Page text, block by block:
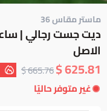
ماستر مقاس 36
ديت جست رجالي |
الاصل
625.81 $
665.76 $
غير متوفر حاليًا